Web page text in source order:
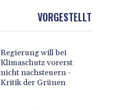
VORGESTELLT
Regierung will bei
Klimaschutz vorerst
nicht nachsteuern -
Kritik der Grünen